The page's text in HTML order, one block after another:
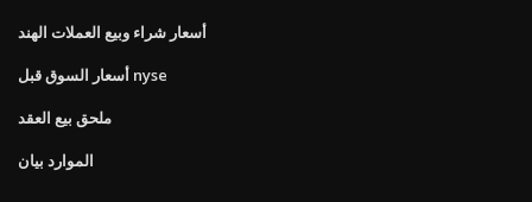
أسعار شراء وبيع العملات الهند
أسعار السوق قبل nyse
ملحق بيع العقد
الموارد بيان